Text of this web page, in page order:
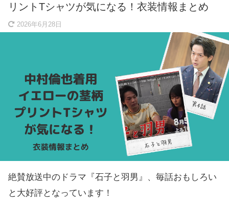
リントTシャツが気になる！衣装情報まとめ
2026年6月28日
絶賛放送中のドラマ『石子と羽男』、毎話おもしろい
と大好評となっています！